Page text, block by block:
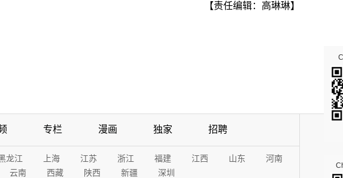
【责任编辑：高琳琳】
专栏 漫画 独家 招聘
龙江 上海 江苏 浙江 福建 江西 山东
河南
云南 西藏 陕西 新疆 深圳